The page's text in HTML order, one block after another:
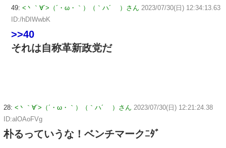
49: <丶｀∀´>（´・ω・｀）（｀ハ´ ）さん 2023/07/30(日) 12:34:13.63
ID:/hDIWwbK
>>40
それは自称革新政党だ
28: <丶｀∀´>（´・ω・｀）（｀ハ´ ）さん 2023/07/30(日) 12:21:24.38
ID:alOAoFVg
朴るっていうな！ベンチマークﾆﾀﾞ